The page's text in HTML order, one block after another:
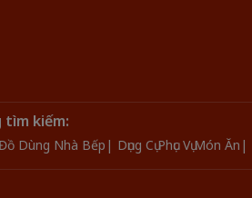
tìm kiếm:
Dùng Nhà Bếp Dụng Cụ Phục Vụ Món Ăn